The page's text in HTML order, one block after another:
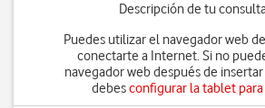
Descripción de tu
Puedes utilizar el navegador web
conectarte a Internet. Si no
navegador web después de
debesconfigurar la tablet